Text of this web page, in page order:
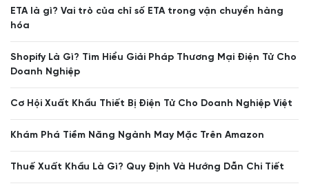
ETA là gì? Vai trò của chỉ số ETA trong vận chuyển hàng
hóa
Shopify Là Gì? Tìm Hiểu Giải Pháp Thương Mại Điện Tử Cho
Doanh Nghiệp
Cơ Hội Xuất Khẩu Thiết Bị Điện Tử Cho Doanh Nghiệp Việt
Khám Phá Tiềm Năng Ngành May Mặc Trên Amazon
Thuế Xuất Khẩu Là Gì? Quy Định Và Hướng Dẫn Chi Tiết